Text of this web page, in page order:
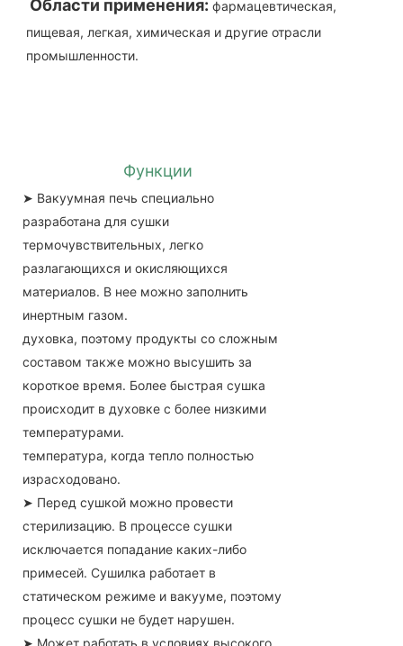
Области применения: фармацевтическая,
пищевая, легкая, химическая и другие отрасли
промышленности.
Функции
➤ Вакуумная печь специально
разработана для сушки
термочувствительных, легко
разлагающихся и окисляющихся
материалов. В нее можно заполнить
инертным газом.
духовка, поэтому продукты со сложным
составом также можно высушить за
короткое время. Более быстрая сушка
происходит в духовке с более низкими
температурами.
температура, когда тепло полностью
израсходовано.
➤ Перед сушкой можно провести
стерилизацию. В процессе сушки
исключается попадание каких-либо
примесей. Сушилка работает в
статическом режиме и вакууме, поэтому
процесс сушки не будет нарушен.
➤ Может работать в условиях высокого